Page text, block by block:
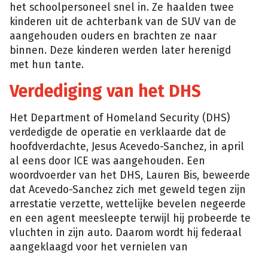
het schoolpersoneel snel in. Ze haalden twee
kinderen uit de achterbank van de SUV van de
aangehouden ouders en brachten ze naar
binnen. Deze kinderen werden later herenigd
met hun tante.
Verdediging van het DHS
Het Department of Homeland Security (DHS)
verdedigde de operatie en verklaarde dat de
hoofdverdachte, Jesus Acevedo-Sanchez, in april
al eens door ICE was aangehouden. Een
woordvoerder van het DHS, Lauren Bis, beweerde
dat Acevedo-Sanchez zich met geweld tegen zijn
arrestatie verzette, wettelijke bevelen negeerde
en een agent meesleepte terwijl hij probeerde te
vluchten in zijn auto. Daarom wordt hij federaal
aangeklaagd voor het vernielen van